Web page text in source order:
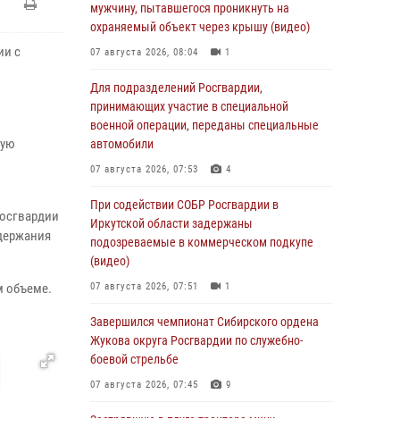
с
объеме.
мужчину, пытавшегося проникнуть на
охраняемый объект через крышу (видео)
07 августа 2026, 08:04 1
Для подразделений Росгвардии,
принимающих участие в специальной
военной операции, переданы специальные
автомобили
07 августа 2026, 07:53 4
При содействии СОБР Росгвардии в
Иркутской области задержаны
подозреваемые в коммерческом подкупе
(видео)
07 августа 2026, 07:51 1
Завершился чемпионат Сибирского ордена
Жукова округа Росгвардии по служебно-
боевой стрельбе
07 августа 2026, 07:45 9
Застрявшую в плуге трактора мину